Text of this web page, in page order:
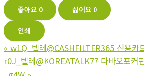
좋아요 0 싫어요 0
인쇄
« w1Q_텔레@CASHFILTER365 신용카
r0J_텔레@KOREATALK77 다바오포커